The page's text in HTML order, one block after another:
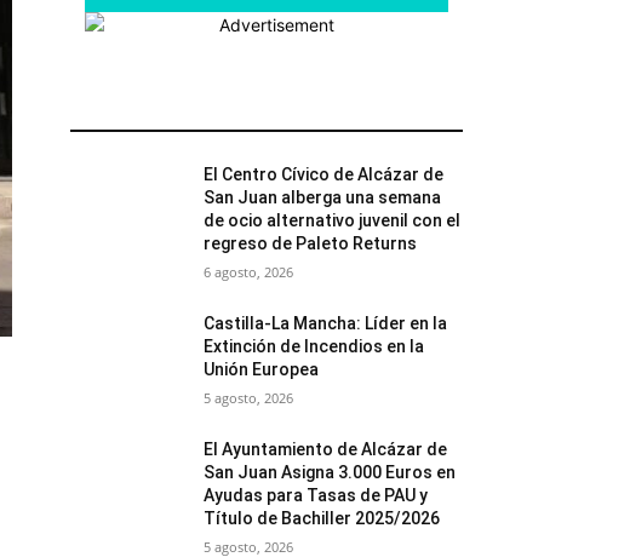
El Centro Cívico de Alcázar de
San Juan alberga una semana
de ocio alternativo juvenil con el
regreso de Paleto Returns
6 agosto, 2026
Castilla-La Mancha: Líder en la
Extinción de Incendios en la
Unión Europea
5 agosto, 2026
El Ayuntamiento de Alcázar de
San Juan Asigna 3.000 Euros en
Ayudas para Tasas de PAU y
Título de Bachiller 2025/2026
5 agosto, 2026